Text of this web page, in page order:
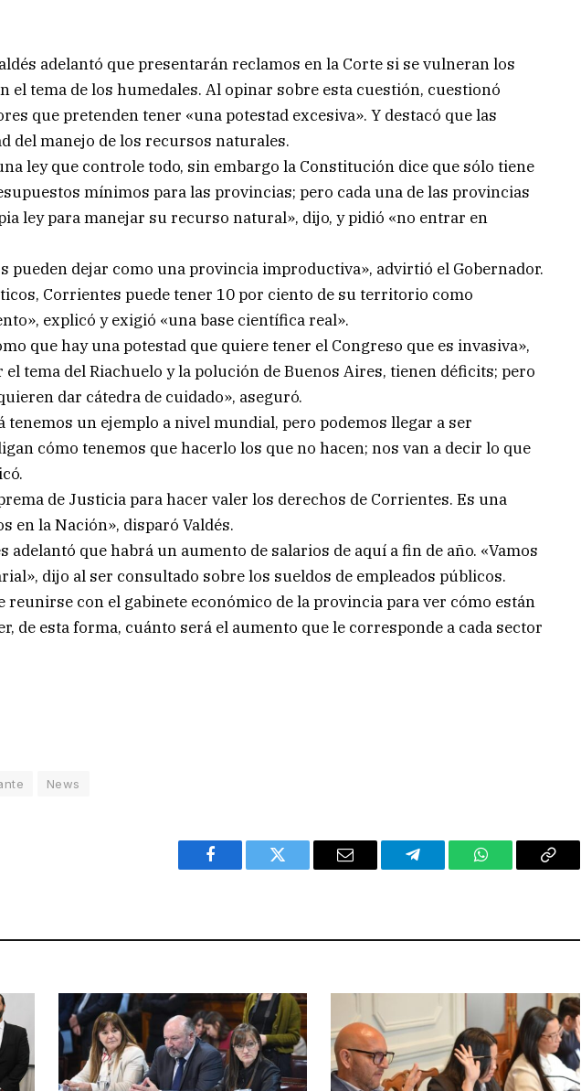
adelantó que presentarán reclamos en la Corte si se vulneran los
el tema de los humedales. Al opinar sobre esta cuestión, cuestionó
que pretenden tener «una potestad excesiva». Y destacó que las
del manejo de los recursos naturales.
ley que controle todo, sin embargo la Constitución dice que sólo tiene
mínimos para las provincias; pero cada una de las provincias
ley para manejar su recurso natural», dijo, y pidió «no entrar en
pueden dejar como una provincia improductiva», advirtió el Gobernador.
Corrientes puede tener 10 por ciento de su territorio como
explicó y exigió «una base científica real».
que hay una potestad que quiere tener el Congreso que es invasiva»,
tema del Riachuelo y la polución de Buenos Aires, tienen déficits; pero
dar cátedra de cuidado», aseguró.
tenemos un ejemplo a nivel mundial, pero podemos llegar a ser
cómo tenemos que hacerlo los que no hacen; nos van a decir lo que
de Justicia para hacer valer los derechos de Corrientes. Es una
en la Nación», disparó Valdés.
adelantó que habrá un aumento de salarios de aquí a fin de año. «Vamos
dijo al ser consultado sobre los sueldos de empleados públicos.
reunirse con el gabinete económico de la provincia para ver cómo están
de esta forma, cuánto será el aumento que le corresponde a cada sector
News
Facebook Twitter Email Telegram WhatsAppCopy